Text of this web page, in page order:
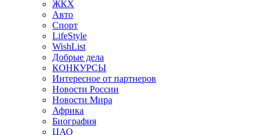
ЖКХ
Авто
Спорт
LifeStyle
WishList
Добрые дела
КОНКУРСЫ
Интересное от партнеров
Новости России
Новости Мира
Африка
Биография
ЦАО